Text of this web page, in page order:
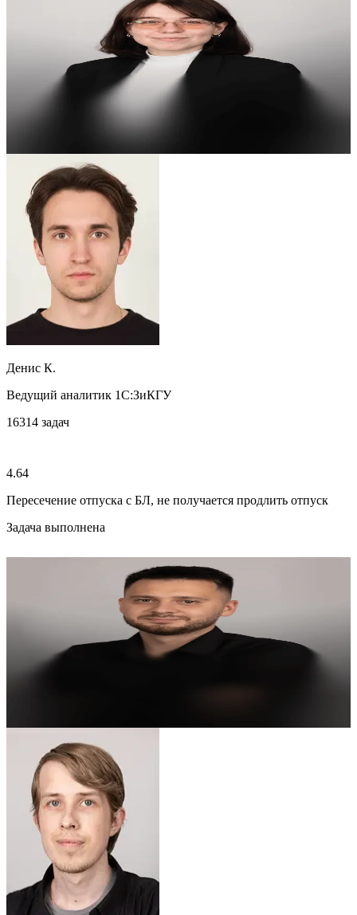
Старший аналитик 1С:БГУ
Модернизация основного средства
Денис К.
Ведущий аналитик 1С:ЗиКГУ
16314 задач
4.64
Пересечение отпуска с БЛ, не получается продлить отпуск
Задача выполнена
Ведущий аналитик 1С:ЗиКГУ
Исправить расчет стоимости часа